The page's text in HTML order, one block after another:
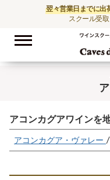
翌々営業日までに出
スクール受取
アコンカグアワインを
アコンカグア・ヴァレー /